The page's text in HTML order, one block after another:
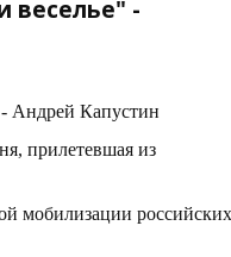
веселье" -
прилетевшая из
мобилизации российских